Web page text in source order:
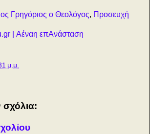
Γρηγόριος ο Θεολόγος, Προσευχή
| Αέναη επΑνάσταση
μ.μ.